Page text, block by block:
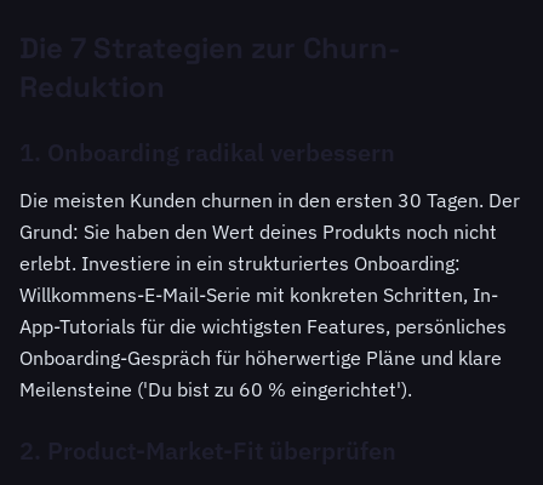
Die meisten Kunden churnen in den ersten 30 Tagen. Der
Grund: Sie haben den Wert deines Produkts noch nicht
erlebt. Investiere in ein strukturiertes Onboarding:
Willkommens-E-Mail-Serie mit konkreten Schritten, In-
App-Tutorials für die wichtigsten Features, persönliches
Onboarding-Gespräch für höherwertige Pläne und klare
Meilensteine ('Du bist zu 60 % eingerichtet').